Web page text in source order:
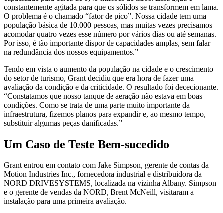
constantemente agitada para que os sólidos se transformem em lama.
O problema é o chamado “fator de pico”. Nossa cidade tem uma
população básica de 10.000 pessoas, mas muitas vezes precisamos
acomodar quatro vezes esse número por vários dias ou até semanas.
Por isso, é tão importante dispor de capacidades amplas, sem falar
na redundância dos nossos equipamentos.”
Tendo em vista o aumento da população na cidade e o crescimento
do setor de turismo, Grant decidiu que era hora de fazer uma
avaliação da condição e da criticidade. O resultado foi dececionante.
“Constatamos que nosso tanque de aeração não estava em boas
condições. Como se trata de uma parte muito importante da
infraestrutura, fizemos planos para expandir e, ao mesmo tempo,
substituir algumas peças danificadas.”
Um Caso de Teste Bem-sucedido
Grant entrou em contato com Jake Simpson, gerente de contas da
Motion Industries Inc., fornecedora industrial e distribuidora da
NORD DRIVESYSTEMS, localizada na vizinha Albany. Simpson
e o gerente de vendas da NORD, Brent McNeill, visitaram a
instalação para uma primeira avaliação.